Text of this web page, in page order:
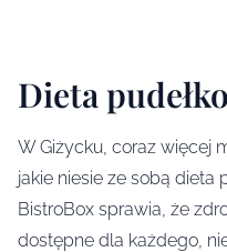
Dieta
W Giżycku, coraz więcej
jakie niesie ze sobą dieta
BistroBox sprawia, że
dostępne dla każdego,